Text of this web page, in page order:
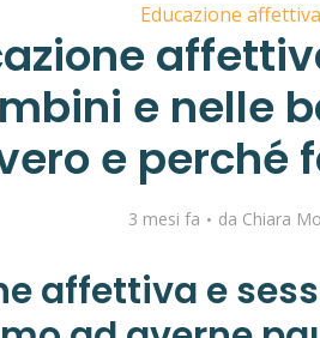
Educazione
e nelle
e perché
3 mesi fa da Chiara
affettiva e